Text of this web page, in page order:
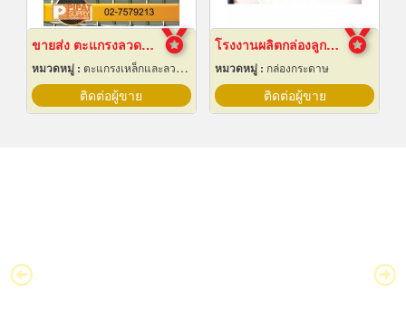
ขายส่ง ตะแกรงลวดสานสแตนเลส
หมวดหมู่ : ตะแกรงเหล็กและลวดตาข่าย
ติดต่อผู้ขาย
โรงงานผลิตกล่องลูกฟูก
หมวดหมู่ : กล่องกระดาษ
ติดต่อผู้ขาย